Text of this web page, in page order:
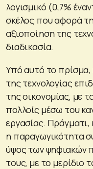
λογισμικό (0,7%
σκέλος που αφορά
αξιοποίηση της
διαδικασία.
Υπό αυτό το
της τεχνολογίας
της οικονομίας, με
πολλοίς μέσω του
εργασίας. Πράγματι,
η παραγωγικότητα
ύψος των ψηφιακών
τους, με το μερίδιο